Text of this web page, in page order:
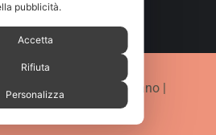
incontri – Chiara Scorrano |
12297230018
pubblicità.
Accetta
Rifiuta
Personalizza